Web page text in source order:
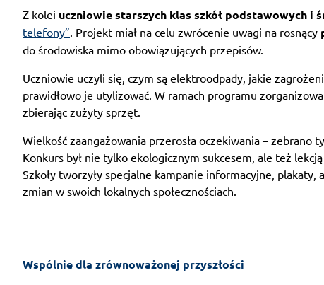
Z kolei uczniowie starszych klas szkół podstawowych i
telefony” . Projekt miał na celu zwrócenie uwagi na rosnący
do środowiska mimo obowiązujących przepisów.
Uczniowie uczyli się, czym są elektroodpady, jakie
prawidłowo je utylizować. W ramach programu
zbierając zużyty sprzęt.
Wielkość zaangażowania przerosła oczekiwania –
Konkurs był nie tylko ekologicznym sukcesem, ale też
Szkoły tworzyły specjalne kampanie informacyjne,
zmian w swoich lokalnych społecznościach.
Wspólnie dla zrównoważonej przyszłości